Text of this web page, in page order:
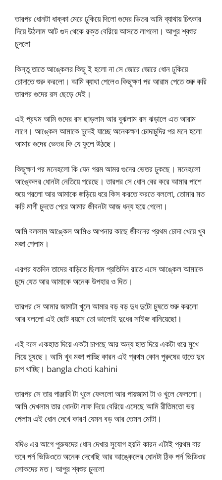
তারপর ধোনটা ধাক্কা মেরে ঢুকিয়ে দিলো গুদের ভিতর আমি ব্যাথায় চিৎকার
দিয়ে উঠলাম আট গুদ থেকে রক্ত বেরিয়ে আসতে লাগলো। আপুর শ্বশুর
চুদলো
কিন্তু তাতে আঙ্কেলর কিছু ই হলো না সে জোরে জোরে ধোন ঢুকিয়ে
চোদাতে শুরু করলো। আমি ব্যাথা পেলেও কিছুক্ষণ পর আরাম পেতে শুরু করি
তারপর গুদের রস ছেড়ে দেই।
এই প্রথম আমি গুদের রস ছাড়লাম আর বুঝলাম রস ঝড়ালে এত আরাম
লাগে। আঙ্কেল আমাকে চুদেই যাচ্ছে অনেকক্ষণ চোদাচুদির পর মনে হলো
আমার গুদের ভেতর কি যে ফুলে উঠছে।
কিছুক্ষণ পর মনেহলো কি যেন গরম আমর গুদের ভেতর ঢুকছে। মনেহলো
আঙ্কেলর ধোনটা নেতিয়ে পরেছে। তারপর সে ধোন বের করে আমার পাশে
শুয়ে পরলো আর আমাকে জড়িয়ে ধরে কিস করতে করতে বললো, তোমার মত
কচি মাগী চুদতে পেরে আমার জীবনটা আজ ধন্য হয়ে গেলো।
আমি বললাম আঙ্কেল আমিও আপনার কাছে জীবনের প্রথম চোদা খেয়ে খুব
মজা পেলাম।
এরপর যতদিন তাদের বাড়িতে ছিলাম প্রতিদিন রাতে এসে আঙ্কেল আমাকে
চুদে যেত আর আমাকে অনেক উপহার ও দিত।
তারপর সে আমার জামাটা খুলে আমার বড় বড় দুধ দুটো চুষতে শুরু করলো
আর বললো এই ছোট বয়সে তো ভালোই দুধের সাইজ বানিয়েছো।
এই বলে একহাত দিয়ে একটা চাপছে আর অন্য হাত দিয়ে একটা ধরে মুখে
নিয়ে চুষছে। আমি খুব মজা পাচ্ছি কারন এই প্রথম কোন পুরুষের হাতে দুধ
চাপ খাচ্ছি। bangla choti kahini
তারপর সে তার পাঞ্জাবি টা খুলে ফেললো আর পায়জামা টা ও খুলে ফেললো।
আমি দেখলাম তার ধোনটা লাফ দিয়ে বেরিয়ে এসেছে আমি রীতিমতো ভয়
পেলাম এই ধোন দেখে কারণ যেমন বড় আর তেমন মোটা।
যদিও এর আগে পুরুষদের ধোন দেখার সুযোগ হয়নি কারন এটাই প্রথম বার
তবে পর্ন ভিডিওতে অনেক দেখেছি আর আঙ্কেলের ধোনটা ঠিক পর্ন ভিডিওর
লোকদের মত। আপুর শ্বশুর চুদলো